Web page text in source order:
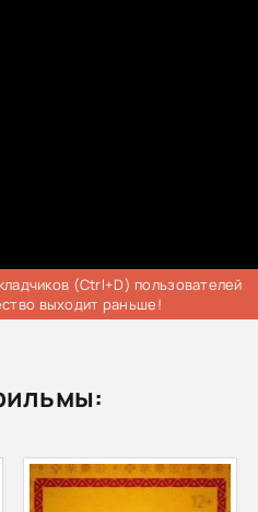
(Ctrl+D) пользователей
выходит раньше!